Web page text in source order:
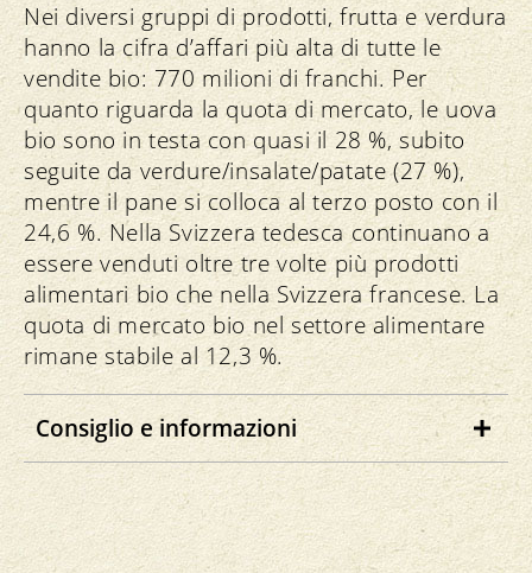
Nei diversi gruppi di prodotti, frutta e verdura
hanno la cifra d’affari più alta di tutte le
vendite bio: 770 milioni di franchi. Per
quanto riguarda la quota di mercato, le uova
bio sono in testa con quasi il 28 %, subito
seguite da verdure/insalate/patate (27 %),
mentre il pane si colloca al terzo posto con il
24,6 %. Nella Svizzera tedesca continuano a
essere venduti oltre tre volte più prodotti
alimentari bio che nella Svizzera francese. La
quota di mercato bio nel settore alimentare
rimane stabile al 12,3 %.
Consiglio e informazioni
Cliccate sui gruppi di prodotti per ricevere
informazioni dettagliate sulle cifre d’affari
e le quote di mercato degli ultimi anni.